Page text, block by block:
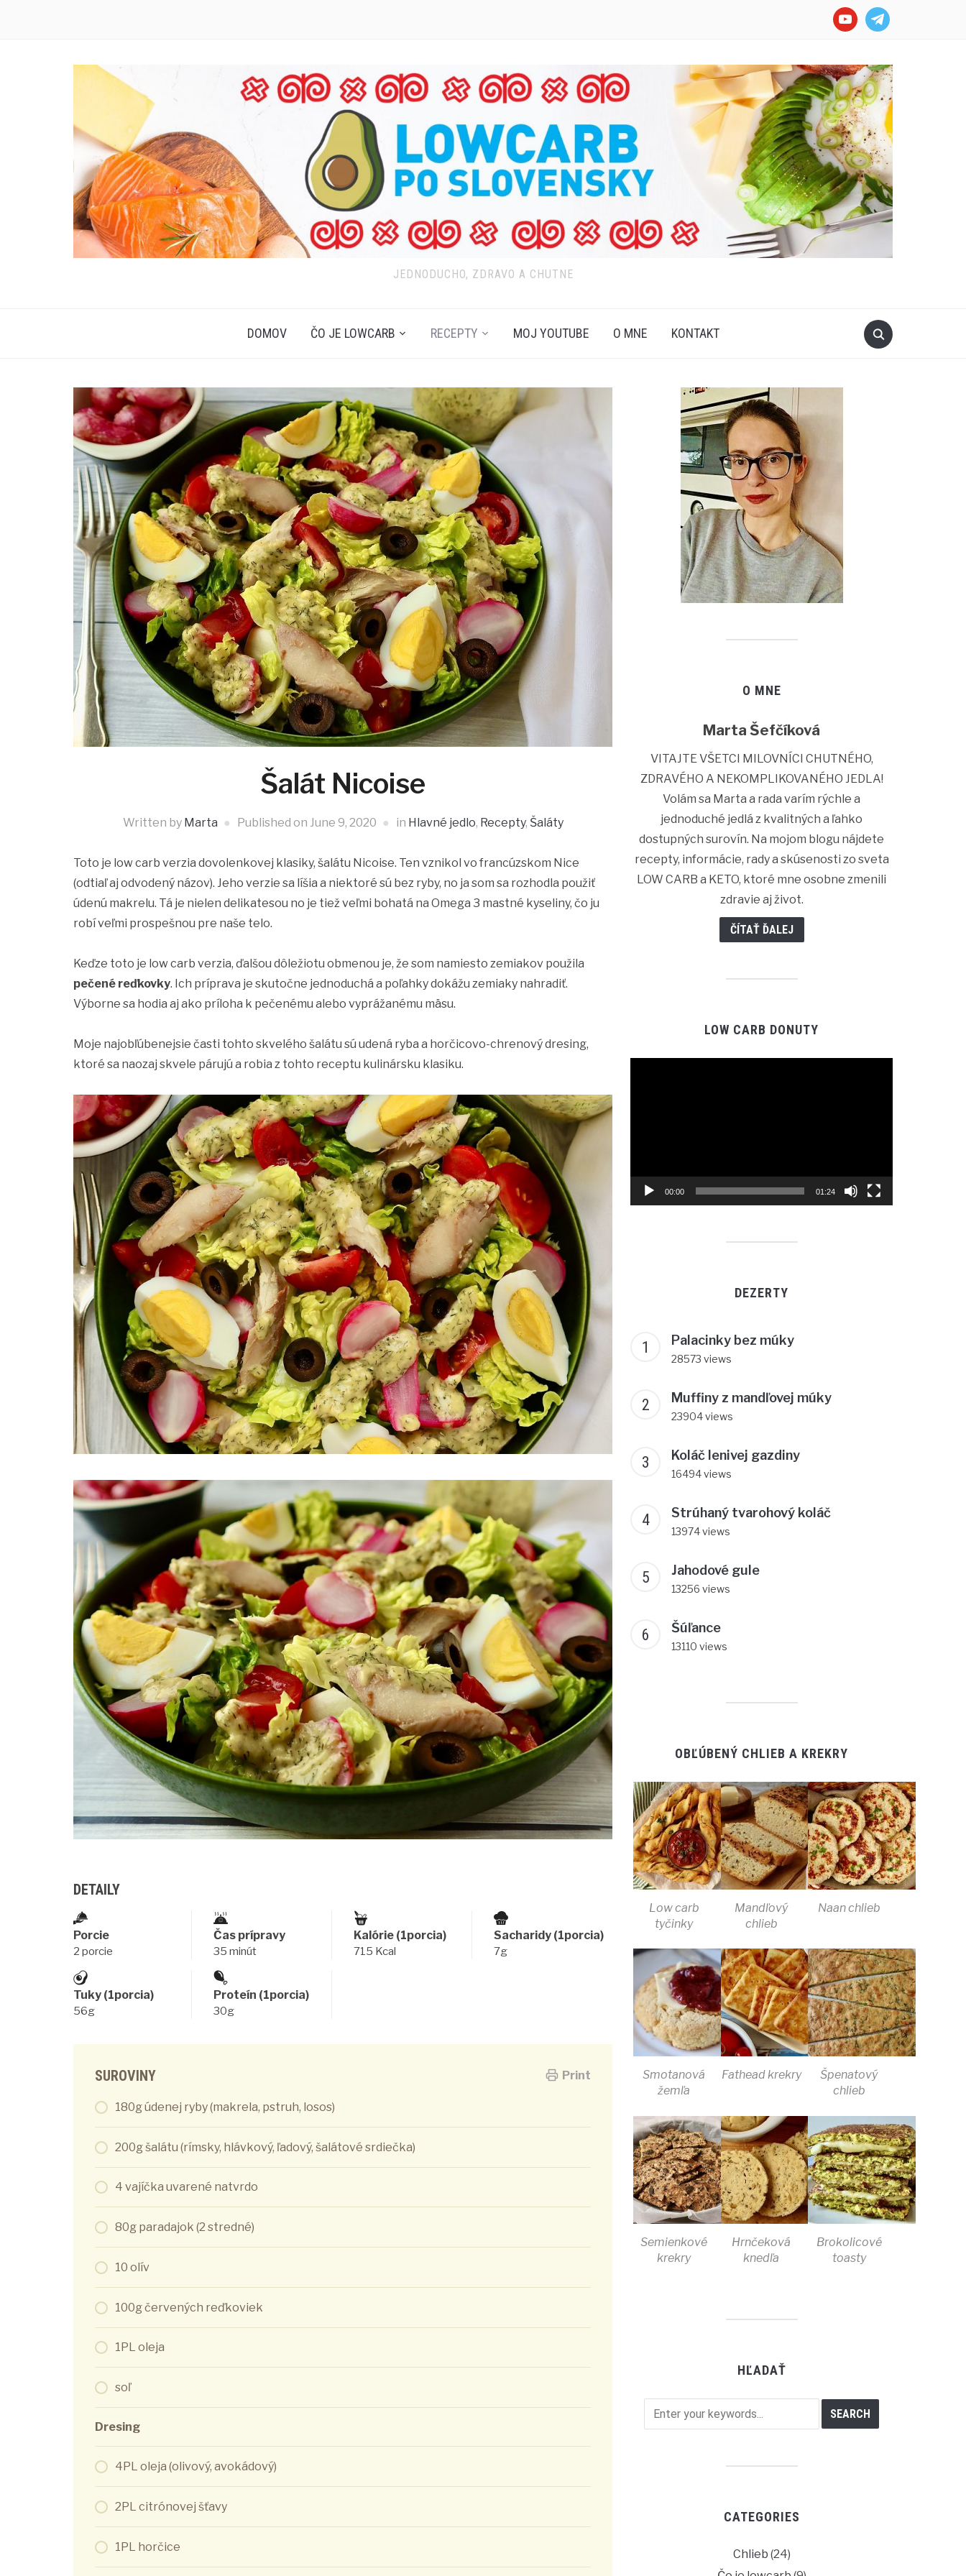
youtubetelegram
JEDNODUCHO, ZDRAVO A CHUTNE
DOMOV ČO JE LOWCARB RECEPTY MOJ YOUTUBE O MNE KONTAKT
Šalát Nicoise
Written by Marta Published on June 9, 2020 in Hlavné jedlo, Recepty, Šaláty
Toto je low carb verzia dovolenkovej klasiky, šalátu Nicoise. Ten vznikol vo francúzskom Nice
(odtiaľ aj odvodený názov). Jeho verzie sa líšia a niektoré sú bez ryby, no ja som sa rozhodla použiť
údenú makrelu. Tá je nielen delikatesou no je tiež veľmi bohatá na Omega 3 mastné kyseliny, čo ju
robí veľmi prospešnou pre naše telo.
Keďze toto je low carb verzia, ďalšou dôležiotu obmenou je, že som namiesto zemiakov použila
pečené reďkovky. Ich príprava je skutočne jednoduchá a poľahky dokážu zemiaky nahradiť.
Výborne sa hodia aj ako príloha k pečenému alebo vyprážanému mäsu.
Moje najobľúbenejsie časti tohto skvelého šalátu sú udená ryba a horčicovo-chrenový dresing,
ktoré sa naozaj skvele párujú a robia z tohto receptu kulinársku klasiku.
DETAILY
Porcie
2 porcie
Čas prípravy
35 minút
Kalórie (1porcia)
715 Kcal
Sacharidy (1porcia)
7g
Tuky (1porcia)
56g
Proteín (1porcia)
30g
Print
SUROVINY
180g údenej ryby (makrela, pstruh, losos)
200g šalátu (rímsky, hlávkový, ľadový, šalátové srdiečka)
4 vajíčka uvarené natvrdo
80g paradajok (2 stredné)
10 olív
100g červených reďkoviek
1PL oleja
soľ
Dresing
4PL oleja (olivový, avokádový)
2PL citrónovej šťavy
1PL horčice
O MNE
Marta Šefčíková
VITAJTE VŠETCI MILOVNÍCI CHUTNÉHO,
ZDRAVÉHO A NEKOMPLIKOVANÉHO JEDLA!
Volám sa Marta a rada varím rýchle a
jednoduché jedlá z kvalitných a ľahko
dostupných surovín. Na mojom blogu nájdete
recepty, informácie, rady a skúsenosti zo sveta
LOW CARB a KETO, ktoré mne osobne zmenili
zdravie aj život.
ČÍTAŤ ĎALEJ
LOW CARB DONUTY
00:00 01:24
DEZERTY
Palacinky bez múky
28573 views
Muffiny z mandľovej múky
23904 views
Koláč lenivej gazdiny
16494 views
Strúhaný tvarohový koláč
13974 views
Jahodové gule
13256 views
Šúľance
13110 views
OBĽÚBENÝ CHLIEB A KREKRY
Low carb
tyčinky
Mandľový
chlieb
Naan chlieb
Smotanová
žemľa
Fathead krekry
Špenatový
chlieb
Semienkové
krekry
Hrnčeková
knedľa
Brokolicové
toasty
HĽADAŤ
CATEGORIES
Chlieb (24)